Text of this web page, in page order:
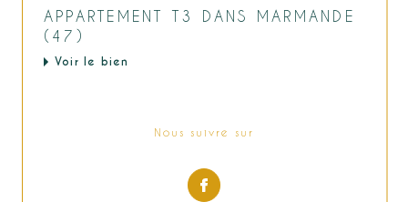
APPARTEMENT T3 DANS MARMANDE
(47)
Voir le bien
Nous suivre sur